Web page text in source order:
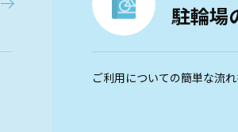
駐輪場
ご利用についての簡単な流